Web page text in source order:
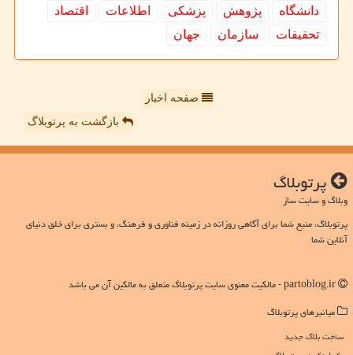
دانشگاه پژوهش پزشكی اطلاعات
اقتصاد
تحقیقات
سازمان جهان
صفحه اخبار
بازگشت به پرتوبلاگ
پرتوبلاگ
وبلاگ و سایت ساز
پرتوبلاگ، منبع شما برای آگاهی روزانه در زمینه فناوری و فرهنگ، و بستری برای خلق دنیای
آنلاین شما
میانبرهای پرتوبلاگ
ساخت بلاگ جدید